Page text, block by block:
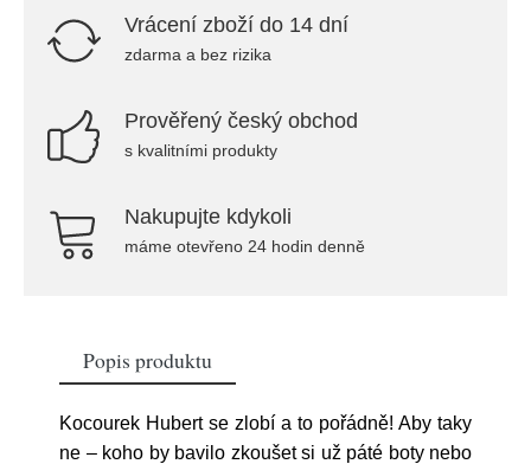
Vrácení zboží do 14 dní
zdarma a bez rizika
Prověřený český obchod
s kvalitními produkty
Nakupujte kdykoli
máme otevřeno 24 hodin denně
Popis produktu
Kocourek Hubert se zlobí a to pořádně! Aby taky
ne – koho by bavilo zkoušet si už páté boty nebo